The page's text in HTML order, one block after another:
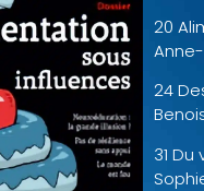
20
24
31